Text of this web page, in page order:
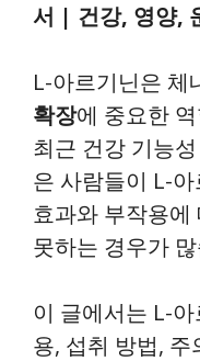
서 | 건강, 영양,
L-아르기닌은 체
확장에 중요한
최근 건강 기능
은 사람들이 L-
효과와 부작용에
못하는 경우가
이 글에서는 L-
용, 섭취 방법,